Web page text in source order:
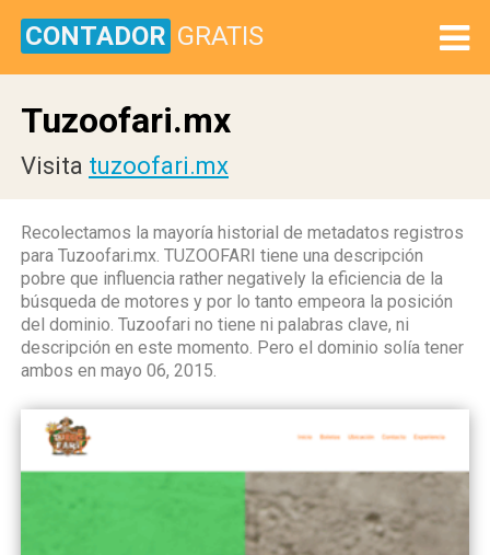
CONTADOR GRATIS
Tuzoofari.mx
Visita tuzoofari.mx
Recolectamos la mayoría historial de metadatos registros
para Tuzoofari.mx. TUZOOFARI tiene una descripción
pobre que influencia rather negatively la eficiencia de la
búsqueda de motores y por lo tanto empeora la posición
del dominio. Tuzoofari no tiene ni palabras clave, ni
descripción en este momento. Pero el dominio solía tener
ambos en mayo 06, 2015.